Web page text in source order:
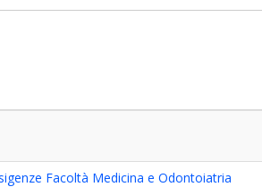
Facoltà Medicina e Odontoiatria